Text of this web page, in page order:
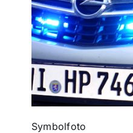
Symbolfoto